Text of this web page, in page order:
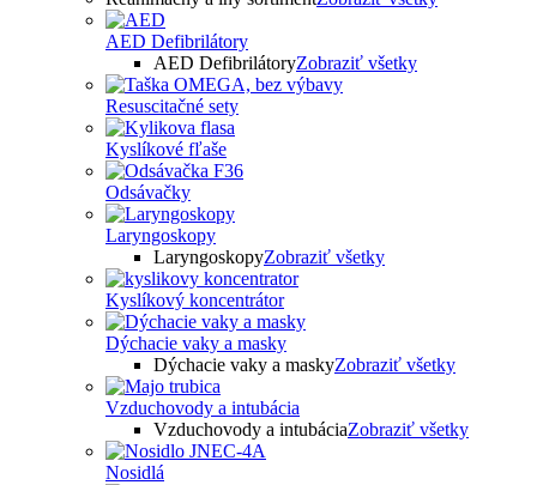
AED Defibrilátory
AED DefibrilátoryZobraziť všetky
Resuscitačné sety
Kyslíkové fľaše
Odsávačky
Laryngoskopy
LaryngoskopyZobraziť všetky
Kyslíkový koncentrátor
Dýchacie vaky a masky
Dýchacie vaky a maskyZobraziť všetky
Vzduchovody a intubácia
Vzduchovody a intubáciaZobraziť všetky
Nosidlá